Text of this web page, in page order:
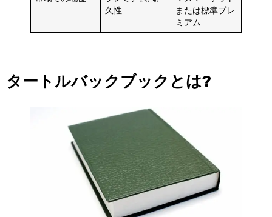
久性
または標準プレ
ミアム
タートルバックブックとは?